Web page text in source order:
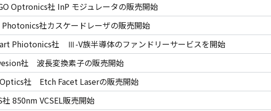
Optronics社 InP モジュレータの販売開始
Photonics社カスケードレーザの販売開始
Phiotonics社 Ⅲ-V族半導体のファンドリーサービスを開始
社 波長変換素子の販売開始
社 Etch Facet Laserの販売開始
社 850nm VCSEL販売開始